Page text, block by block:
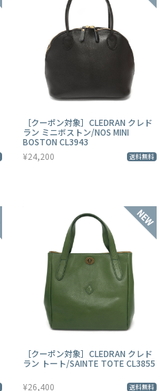
［クーポン対象］CLEDRAN クレド
ラン ミニボストン/NOS MINI
BOSTON CL3943
¥24,200
送料無料
［クーポン対象］CLEDRAN クレド
ラン トート/SAINTE TOTE CL3855
¥26,400 送料無料